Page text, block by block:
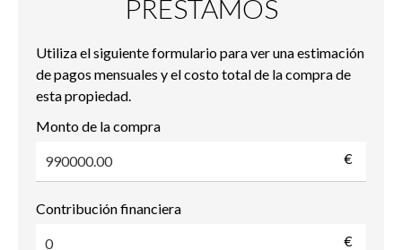
PRÉSTAMOS
Utiliza el siguiente formulario para ver una estimación
de pagos mensuales y el costo total de la compra de
esta propiedad.
Monto de la compra
€
Contribución financiera
€